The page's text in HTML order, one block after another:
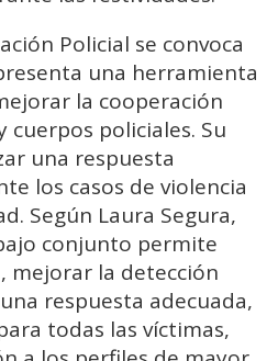
Policial se convoca
una herramienta
la cooperación
policiales. Su
una respuesta
los casos de violencia
Según Laura Segura,
conjunto permite
mejorar la detección
respuesta adecuada,
todas las víctimas,